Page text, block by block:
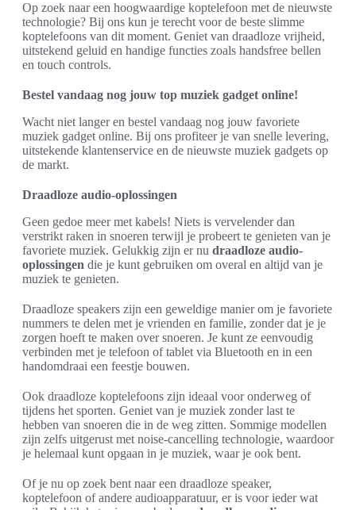
Op zoek naar een hoogwaardige koptelefoon met de nieuwste
technologie? Bij ons kun je terecht voor de beste slimme
koptelefoons van dit moment. Geniet van draadloze vrijheid,
uitstekend geluid en handige functies zoals handsfree bellen
en touch controls.
Bestel vandaag nog jouw top muziek gadget online!
Wacht niet langer en bestel vandaag nog jouw favoriete
muziek gadget online. Bij ons profiteer je van snelle levering,
uitstekende klantenservice en de nieuwste muziek gadgets op
de markt.
Draadloze audio-oplossingen
Geen gedoe meer met kabels! Niets is vervelender dan
verstrikt raken in snoeren terwijl je probeert te genieten van je
favoriete muziek. Gelukkig zijn er nu draadloze audio-
oplossingen die je kunt gebruiken om overal en altijd van je
muziek te genieten.
Draadloze speakers zijn een geweldige manier om je favoriete
nummers te delen met je vrienden en familie, zonder dat je je
zorgen hoeft te maken over snoeren. Je kunt ze eenvoudig
verbinden met je telefoon of tablet via Bluetooth en in een
handomdraai een feestje bouwen.
Ook draadloze koptelefoons zijn ideaal voor onderweg of
tijdens het sporten. Geniet van je muziek zonder last te
hebben van snoeren die in de weg zitten. Sommige modellen
zijn zelfs uitgerust met noise-cancelling technologie, waardoor
je helemaal kunt opgaan in je muziek, waar je ook bent.
Of je nu op zoek bent naar een draadloze speaker,
koptelefoon of andere audioapparatuur, er is voor ieder wat